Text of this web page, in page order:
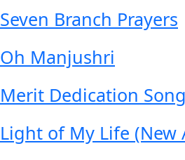
Seven Branch Prayers
Oh Manjushri
Merit Dedication Song
Light of My Life (New